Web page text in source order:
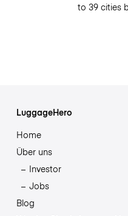
to 39 cities
LuggageHero
Home
Über uns
Investor
Jobs
Blog